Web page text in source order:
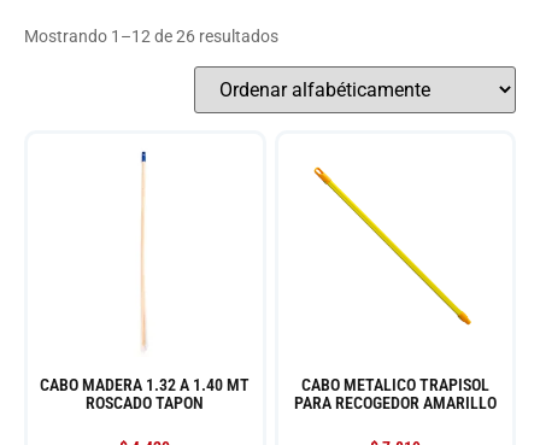
Mostrando 1–12 de 26 resultados
CABO MADERA 1.32 A 1.40 MT
ROSCADO TAPON
CABO METALICO TRAPISOL
PARA RECOGEDOR AMARILLO